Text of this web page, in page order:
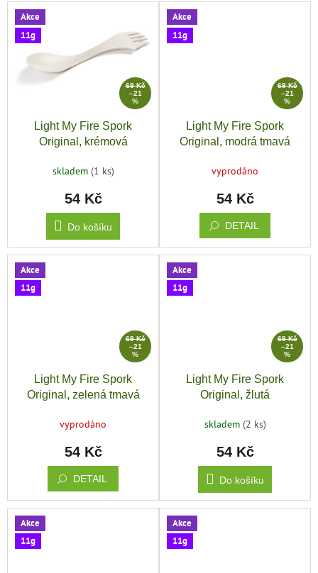
Akce
11g
69 Kč
–21
%
Light My Fire Spork
Original, krémová
skladem (1 ks)
54 Kč
Do košíku
Akce
11g
69 Kč
–21
%
Light My Fire Spork
Original, modrá tmavá
vyprodáno
54 Kč
DETAIL
Akce
11g
69 Kč
–21
%
Light My Fire Spork
Original, zelená tmavá
vyprodáno
54 Kč
DETAIL
Akce
11g
69 Kč
–21
%
Light My Fire Spork
Original, žlutá
skladem (2 ks)
54 Kč
Do košíku
Akce
11g
Akce
11g